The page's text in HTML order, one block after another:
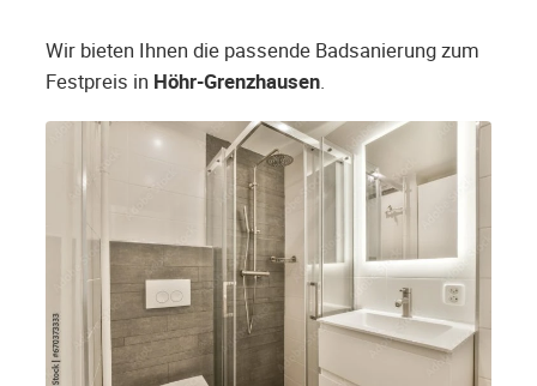
Wir bieten Ihnen die passende Badsanierung zum
Festpreis in Höhr-Grenzhausen.